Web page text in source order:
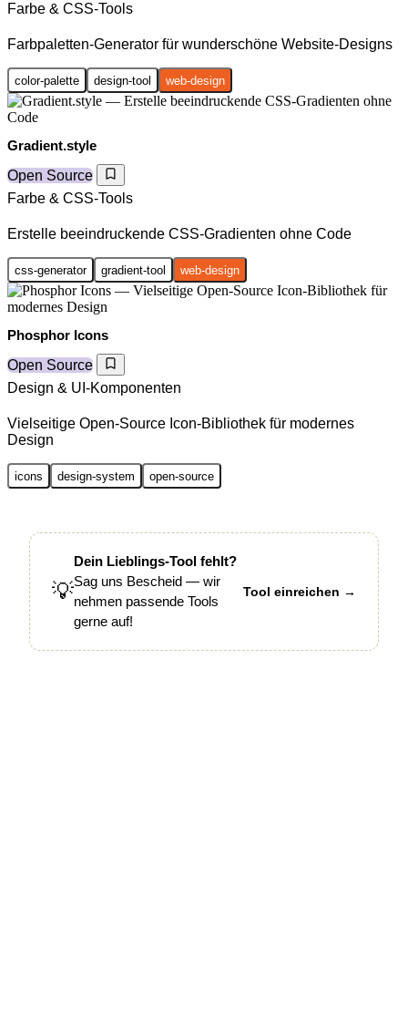
Farbe & CSS-Tools
Farbpaletten-Generator für wunderschöne Website-Designs
color-palette design-tool web-design
Gradient.style
Open Source
Farbe & CSS-Tools
Erstelle beeindruckende CSS-Gradienten ohne Code
css-generator gradient-tool web-design
Phosphor Icons
Open Source
Design & UI-Komponenten
Vielseitige Open-Source Icon-Bibliothek für modernes
Design
icons design-system open-source
💡
Dein Lieblings-Tool fehlt?
Sag uns Bescheid — wir
nehmen passende Tools
gerne auf!
Tool einreichen →